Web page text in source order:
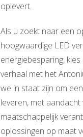
oplevert.
Als u zoekt naar een
hoogwaardige LED
energiebesparing,
verhaal met het
we in staat zijn om
leveren, met
maatschappelijk
oplossingen op maat